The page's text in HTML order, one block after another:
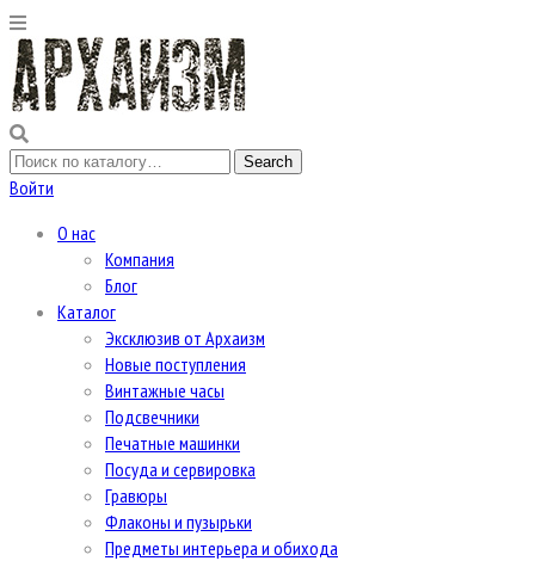
Войти
О нас
Компания
Блог
Каталог
Эксклюзив от Архаизм
Новые поступления
Винтажные часы
Подсвечники
Печатные машинки
Посуда и сервировка
Гравюры
Флаконы и пузырьки
Предметы интерьера и обихода